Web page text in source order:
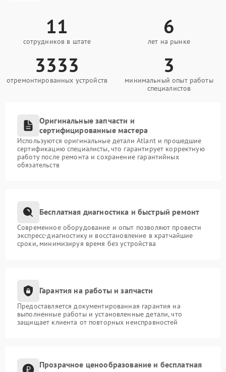
11
сотрудников в штате
6
лет на рынке
3333
отремонтированных устройств
3
минимальный опыт работы
специалистов
Оригинальные запчасти и
сертифицированные мастера
Используются оригинальные детали Atlant и прошедшие
сертификацию специалисты, что гарантирует корректную
работу после ремонта и сохранение гарантийных
обязательств
Бесплатная диагностика и быстрый ремонт
Современное оборудование и опыт позволяют провести
экспресс-диагностику и восстановление в кратчайшие
сроки, минимизируя время без устройства
Гарантия на работы и запчасти
Предоставляется документированная гарантия на
выполненные работы и установленные детали, что
защищает клиента от повторных неисправностей
Прозрачное ценообразование и бесплатная